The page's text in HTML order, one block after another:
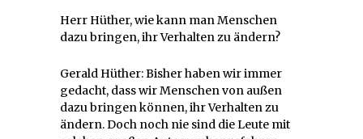
Herr Hüther, wie kann man Menschen
dazu bringen, ihr Verhalten zu ändern?
Gerald Hüther: Bisher haben wir immer
gedacht, dass wir Menschen von außen
dazu bringen können, ihr Verhalten zu
ändern. Doch noch nie sind die Leute mit